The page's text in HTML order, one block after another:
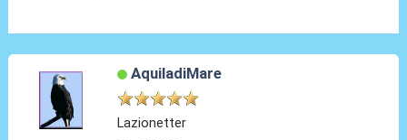
AquiladiMare
Lazionetter